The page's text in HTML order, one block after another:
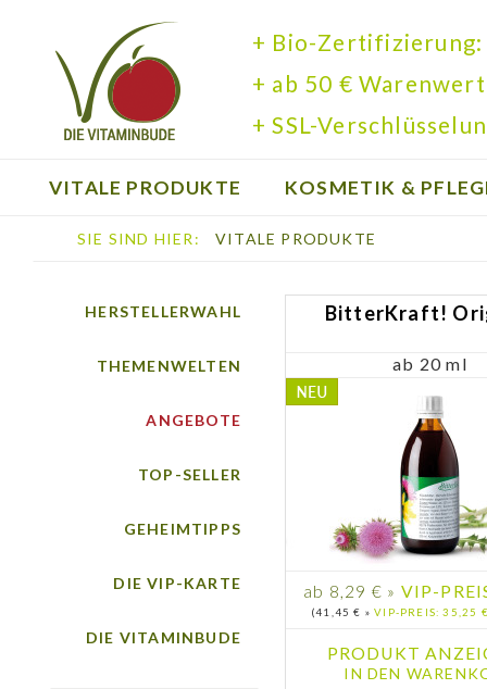
+ Bio-Zertifizierung:
+ ab 50 €
+ SSL-
VITALE PRODUKTE KOSMETIK &
BÜCHER
SIE SIND HIER: VITALE PRODUKTE
HERSTELLERWAHL
THEMENWELTEN
ANGEBOTE
TOP-SELLER
GEHEIMTIPPS
DIE VIP-KARTE
DIE VITAMINBUDE
BitterKraft!
ab 20 ml
ab 8,29 € » VIP-
(41,45 € »VIP-PREIS: 35,25
PRODUKT
IN DEN